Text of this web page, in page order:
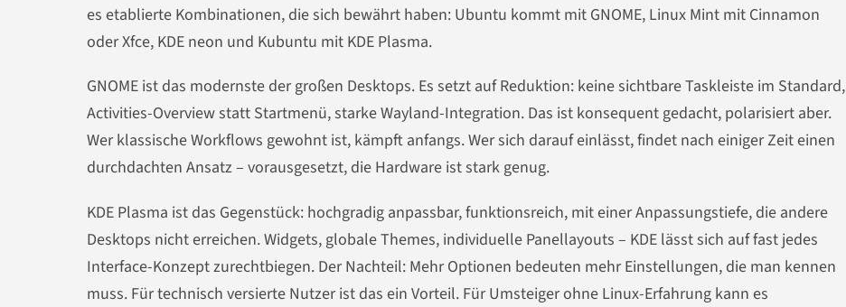
es etablierte Kombinationen, die sich bewährt haben: Ubuntu kommt mit GNOME, Linux Mint mit Cinnamon
oder Xfce, KDE neon und Kubuntu mit KDE Plasma.
GNOME ist das modernste der großen Desktops. Es setzt auf Reduktion: keine sichtbare Taskleiste im Standard,
Activities-Overview statt Startmenü, starke Wayland-Integration. Das ist konsequent gedacht, polarisiert aber.
Wer klassische Workflows gewohnt ist, kämpft anfangs. Wer sich darauf einlässt, findet nach einiger Zeit einen
durchdachten Ansatz – vorausgesetzt, die Hardware ist stark genug.
KDE Plasma ist das Gegenstück: hochgradig anpassbar, funktionsreich, mit einer Anpassungstiefe, die andere
Desktops nicht erreichen. Widgets, globale Themes, individuelle Panellayouts – KDE lässt sich auf fast jedes
Interface-Konzept zurechtbiegen. Der Nachteil: Mehr Optionen bedeuten mehr Einstellungen, die man kennen
muss. Für technisch versierte Nutzer ist das ein Vorteil. Für Umsteiger ohne Linux-Erfahrung kann es